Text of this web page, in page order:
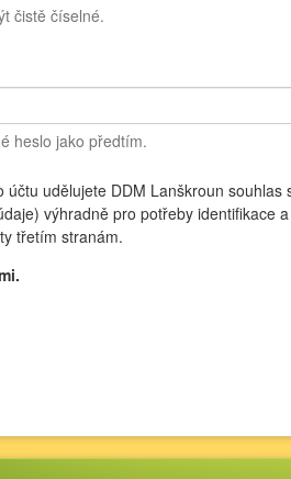
čistě číselné.
heslo jako předtím.
účtu udělujete DDM Lanškroun
výhradně pro potřeby identifikace
třetím stranám.